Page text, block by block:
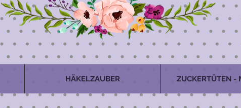
HÄKELZAUBER ZUCKERTÜTEN